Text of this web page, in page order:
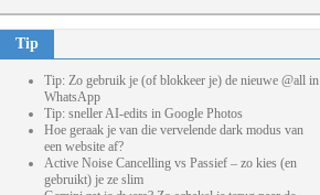
Tip
Tip: Zo gebruik je (of blokkeer je) de nieuwe @all in
WhatsApp
Tip: sneller AI-edits in Google Photos
Hoe geraak je van die vervelende dark modus van
een website af?
Active Noise Cancelling vs Passief – zo kies (en
gebruikt) je ze slim